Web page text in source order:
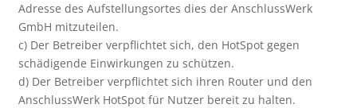
Adresse des Aufstellungsortes dies der AnschlussWerk
GmbH mitzuteilen.
c) Der Betreiber verpflichtet sich, den HotSpot gegen
schädigende Einwirkungen zu schützen.
d) Der Betreiber verpflichtet sich ihren Router und den
AnschlussWerk HotSpot für Nutzer bereit zu halten.